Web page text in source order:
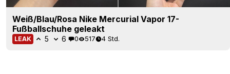
Weiß/Blau/Rosa Nike Mercurial Vapor 17-
Fußballschuhe geleakt
LEAK 5 6 0 517 4 Std.